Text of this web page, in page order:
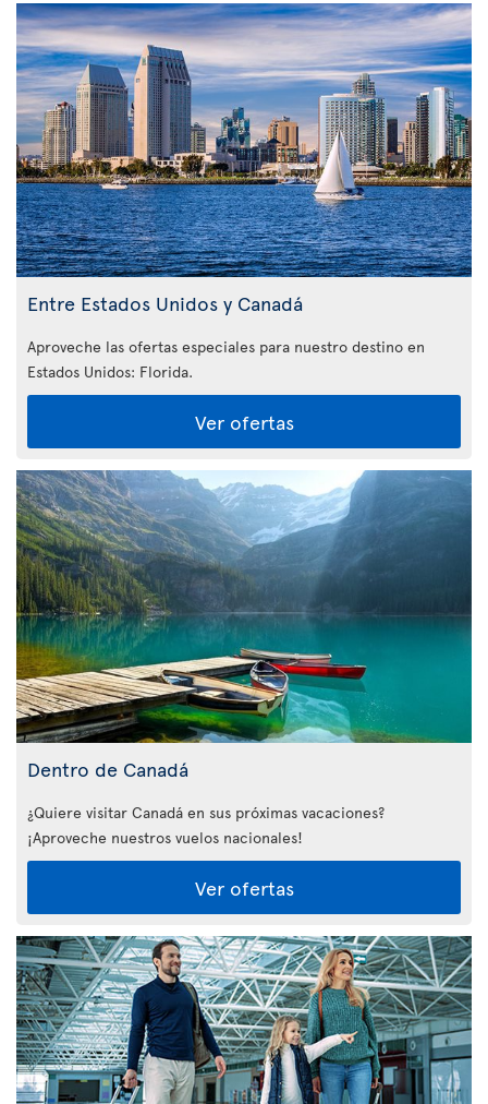
Entre Estados Unidos y Canadá
Aproveche las ofertas especiales para nuestro destino en
Estados Unidos: Florida.
Ver ofertas
Dentro de Canadá
¿Quiere visitar Canadá en sus próximas vacaciones?
¡Aproveche nuestros vuelos nacionales!
Ver ofertas